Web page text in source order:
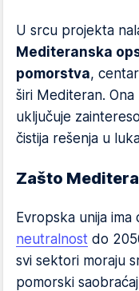
U srcu projekta
Mediteranska
pomorstva,
širi Mediteran.
uključuje
čistija rešenja u
Zašto
Evropska unija ima
neutralnost do
svi sektori moraju
pomorski